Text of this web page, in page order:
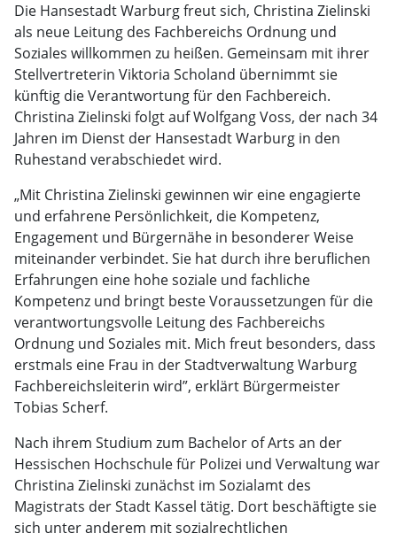
Die Hansestadt Warburg freut sich, Christina Zielinski
als neue Leitung des Fachbereichs Ordnung und
Soziales willkommen zu heißen. Gemeinsam mit ihrer
Stellvertreterin Viktoria Scholand übernimmt sie
künftig die Verantwortung für den Fachbereich.
Christina Zielinski folgt auf Wolfgang Voss, der nach 34
Jahren im Dienst der Hansestadt Warburg in den
Ruhestand verabschiedet wird.
„Mit Christina Zielinski gewinnen wir eine engagierte
und erfahrene Persönlichkeit, die Kompetenz,
Engagement und Bürgernähe in besonderer Weise
miteinander verbindet. Sie hat durch ihre beruflichen
Erfahrungen eine hohe soziale und fachliche
Kompetenz und bringt beste Voraussetzungen für die
verantwortungsvolle Leitung des Fachbereichs
Ordnung und Soziales mit. Mich freut besonders, dass
erstmals eine Frau in der Stadtverwaltung Warburg
Fachbereichsleiterin wird”, erklärt Bürgermeister
Tobias Scherf.
Nach ihrem Studium zum Bachelor of Arts an der
Hessischen Hochschule für Polizei und Verwaltung war
Christina Zielinski zunächst im Sozialamt des
Magistrats der Stadt Kassel tätig. Dort beschäftigte sie
sich unter anderem mit sozialrechtlichen